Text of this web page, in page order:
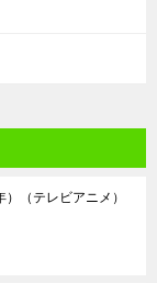
（テレビアニメ）